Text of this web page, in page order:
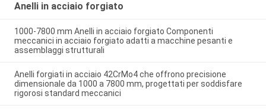
Anelli in acciaio forgiato
1000-7800 mm Anelli in acciaio forgiato Componenti
meccanici in acciaio forgiato adatti a macchine pesanti e
assemblaggi strutturali
Anelli forgiati in acciaio 42CrMo4 che offrono precisione
dimensionale da 1000 a 7800 mm, progettati per soddisfare
rigorosi standard meccanici